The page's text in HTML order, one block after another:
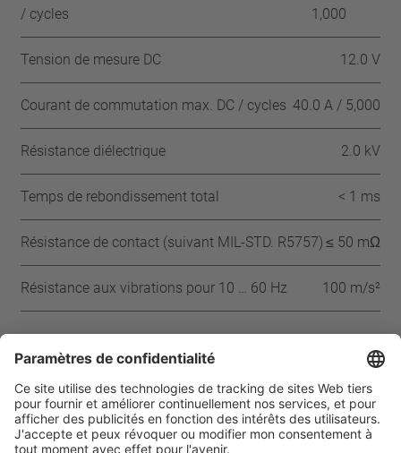
/ cycles 1,000
Tension de mesure DC 12.0 V
Courant de commutation max. DC / cycles 40.0 A / 5,000
Résistance diélectrique 2.0 kV
Temps de rebondissement total < 1 ms
Résistance de contact (suivant MIL-STD. R5757) ≤ 50 mΩ
Résistance aux vibrations pour 10 … 60 Hz 100 m/s²
Approbations
CQC CSA UL VDE ENEC IEC